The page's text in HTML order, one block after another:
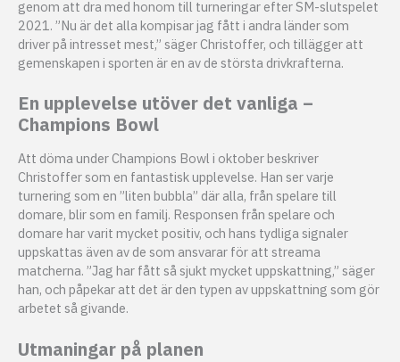
genom att dra med honom till turneringar efter SM-slutspelet
2021. ”Nu är det alla kompisar jag fått i andra länder som
driver på intresset mest,” säger Christoffer, och tillägger att
gemenskapen i sporten är en av de största drivkrafterna.
En upplevelse utöver det vanliga –
Champions Bowl
Att döma under Champions Bowl i oktober beskriver
Christoffer som en fantastisk upplevelse. Han ser varje
turnering som en ”liten bubbla” där alla, från spelare till
domare, blir som en familj. Responsen från spelare och
domare har varit mycket positiv, och hans tydliga signaler
uppskattas även av de som ansvarar för att streama
matcherna. ”Jag har fått så sjukt mycket uppskattning,” säger
han, och påpekar att det är den typen av uppskattning som gör
arbetet så givande.
Utmaningar på planen